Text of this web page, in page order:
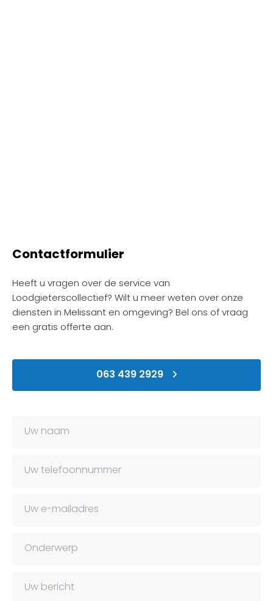
Contactformulier
Heeft u vragen over de service van
Loodgieterscollectief? Wilt u meer weten over onze
diensten in Melissant en omgeving? Bel ons of vraag
een gratis offerte aan.
063 439 2929